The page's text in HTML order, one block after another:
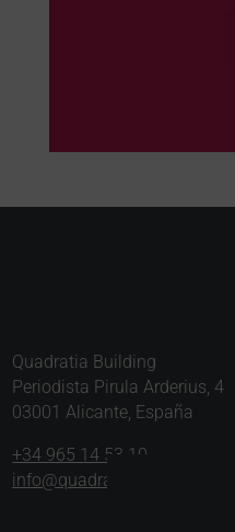
Quadratia Building
Periodista Pirula Arderius, 4
03001 Alicante, España
+34 965 14 53 10
info@quadratia.com